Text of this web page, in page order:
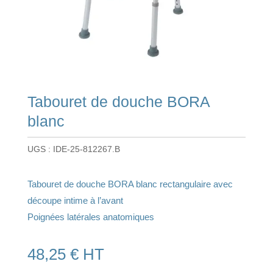
Tabouret de douche BORA
blanc
UGS : IDE-25-812267.B
Tabouret de douche BORA blanc rectangulaire avec
découpe intime à l’avant
Poignées latérales anatomiques
48,25 € HT